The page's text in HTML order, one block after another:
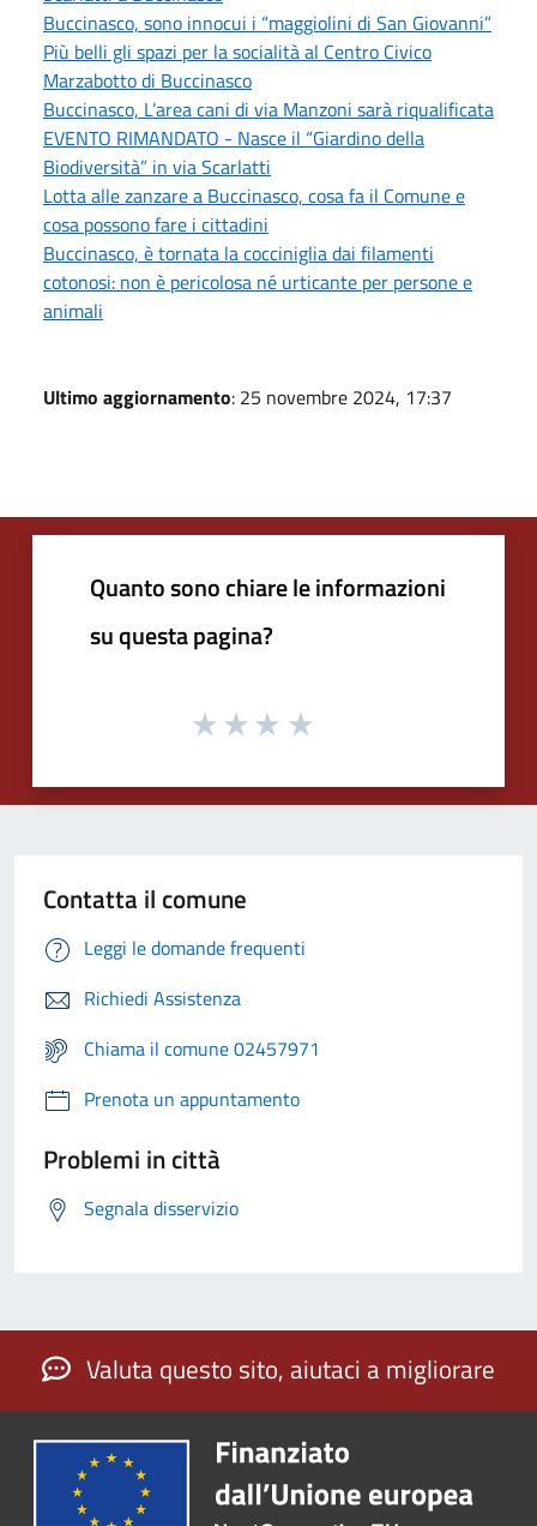
Buccinasco, sono innocui i “maggiolini di San Giovanni”
Più belli gli spazi per la socialità al Centro Civico
Marzabotto di Buccinasco
Buccinasco, L’area cani di via Manzoni sarà riqualificata
EVENTO RIMANDATO - Nasce il “Giardino della
Biodiversità” in via Scarlatti
Lotta alle zanzare a Buccinasco, cosa fa il Comune e
cosa possono fare i cittadini
Buccinasco, è tornata la cocciniglia dai filamenti
cotonosi: non è pericolosa né urticante per persone e
animali
Ultimo aggiornamento: 25 novembre 2024, 17:37
Quanto sono chiare le informazioni
su questa pagina?
Contatta il comune
Leggi le domande frequenti
Richiedi Assistenza
Chiama il comune 02457971
Prenota un appuntamento
Problemi in città
Segnala disservizio
Valuta questo sito, aiutaci a migliorare